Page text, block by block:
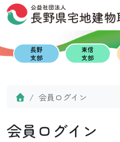
Skip to content
Skip to footer
長野
支部
東信
支部
Home会員ログイン
会員ログイン